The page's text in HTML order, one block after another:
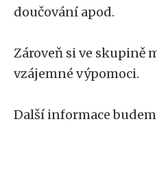
doučování apod.
Zároveň si ve skupině
vzájemné výpomoci.
Další informace